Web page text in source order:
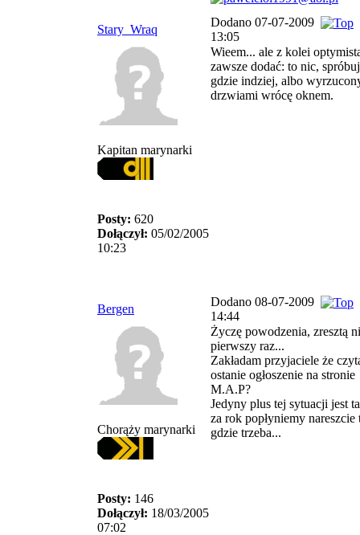
Stary_Wraq
Dodano 07-07-2009
13:05
Kapitan marynarki
Posty: 620
Dołączył: 05/02/2005
10:23
Wieem... ale z kolei
zawsze dodać: to nic,
gdzie indziej, albo
drzwiami wrócę oknem.
Bergen
Dodano 08-07-2009
14:44
Chorąży marynarki
Posty: 146
Dołączył: 18/03/2005
07:02
Życzę powodzenia, zresztą
pierwszy raz...
Zakładam przyjaciele że
ostanie ogłoszenie na stronie
M.A.P?
Jedyny plus tej sytuacji jest
za rok popłyniemy nareszcie
gdzie trzeba...